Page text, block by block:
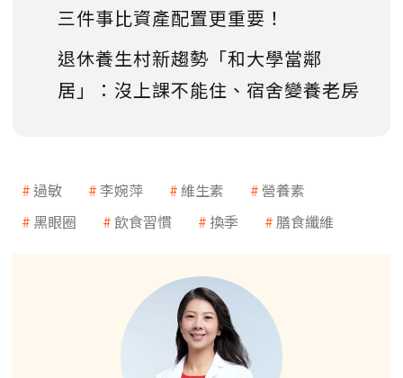
三件事比資產配置更重要！
退休養生村新趨勢「和大學當鄰
居」：沒上課不能住、宿舍變養老房
過敏 李婉萍 維生素
營養素
黑眼圈
飲食習慣 換季 膳食纖維